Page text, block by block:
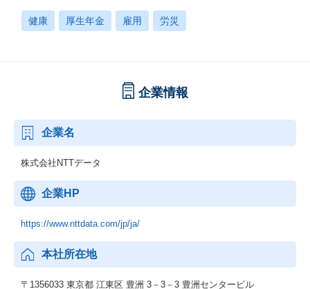
健康 厚生年金 雇用 労災
企業情報
企業名
株式会社NTTデータ
企業HP
https://www.nttdata.com/jp/ja/
本社所在地
〒1356033 東京都 江東区 豊洲 3－3－3 豊洲センタービル